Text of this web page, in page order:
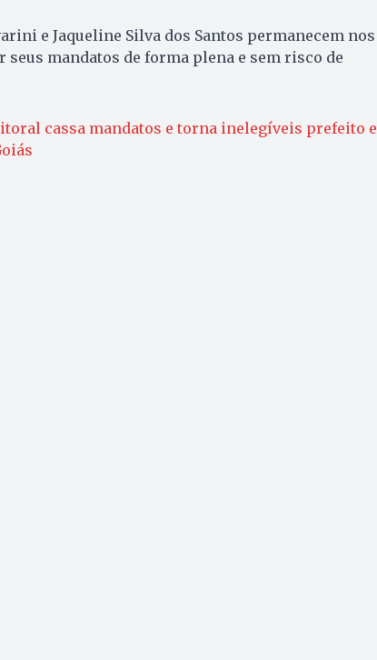
e Jaqueline Silva dos Santos permanecem nos
seus mandatos de forma plena e sem risco de
cassa mandatos e torna inelegíveis prefeito e